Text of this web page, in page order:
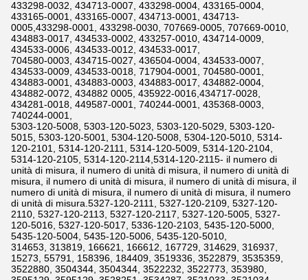
433298-0032, 434713-0007, 433298-0004, 433165-0004,
433165-0001, 433165-0007, 434713-0001, 434713-
0005,433298-0001, 433298-0030, 707669-0005, 707669-0010,
434883-0017, 434533-0002, 433257-0010, 434714-0009,
434533-0006, 434533-0012, 434533-0017,
704580-0003, 434715-0027, 436504-0004, 434533-0007,
434533-0009, 434533-0018, 717904-0001, 704580-0001,
434883-0001, 434883-0003, 434883-0017, 434882-0004,
434882-0072, 434882 0005, 435922-0016,434717-0028,
434281-0018, 449587-0001, 740244-0001, 435368-0003,
740244-0001,
5303-120-5008, 5303-120-5023, 5303-120-5029, 5303-120-
5015, 5303-120-5001, 5304-120-5008, 5304-120-5010, 5314-
120-2101, 5314-120-2111, 5314-120-5009, 5314-120-2104,
5314-120-2105, 5314-120-2114,5314-120-2115- il numero di
unità di misura, il numero di unità di misura, il numero di unità di
misura, il numero di unità di misura, il numero di unità di misura, il
numero di unità di misura, il numero di unità di misura, il numero
di unità di misura.5327-120-2111, 5327-120-2109, 5327-120-
2110, 5327-120-2113, 5327-120-2117, 5327-120-5005, 5327-
120-5016, 5327-120-5017, 5336-120-2103, 5435-120-5000,
5435-120-5004, 5435-120-5006, 5435-120-5010,
314653, 313819, 166621, 166612, 167729, 314629, 316937,
15273, 55791, 158396, 184409, 3519336, 3522879, 3535359,
3522880, 3504344, 3504344, 3522232, 3522773, 353980,